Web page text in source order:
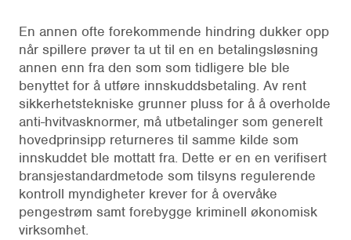
En annen ofte forekommende hindring dukker opp
når spillere prøver ta ut til en en betalingsløsning
annen enn fra den som som tidligere ble ble
benyttet for å utføre innskuddsbetaling. Av rent
sikkerhetstekniske grunner pluss for å å overholde
anti-hvitvasknormer, må utbetalinger som generelt
hovedprinsipp returneres til samme kilde som
innskuddet ble mottatt fra. Dette er en en verifisert
bransjestandardmetode som tilsyns regulerende
kontroll myndigheter krever for å overvåke
pengestrøm samt forebygge kriminell økonomisk
virksomhet.